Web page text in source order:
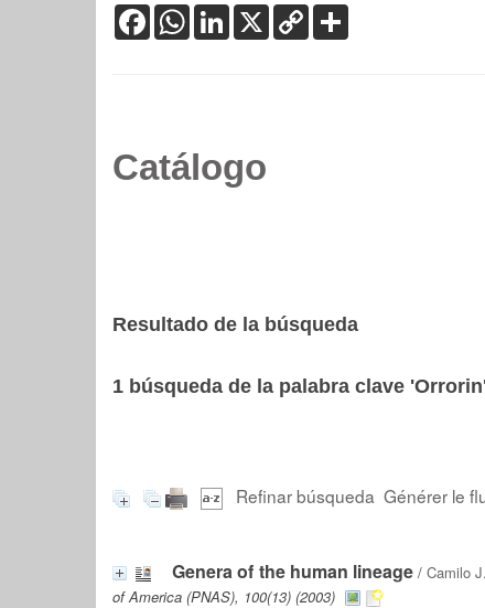
FacebookWhatsApp
LinkedIn
X Copy
Link
Catálogo
Resultado de la búsqueda
1 búsqueda de la palabra clave
Refinar búsqueda Générer le
Genera of the human lineage/Camilo
of America (PNAS), 100(13) (2003)